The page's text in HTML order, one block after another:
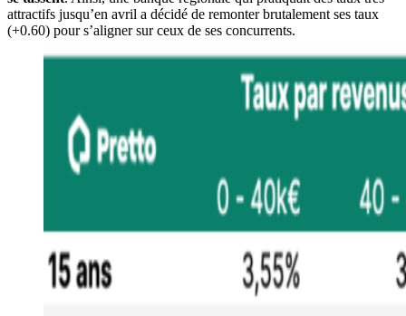
attractifs jusqu’en avril a décidé de remonter brutalement ses taux
(+0.60) pour s’aligner sur ceux de ses concurrents.